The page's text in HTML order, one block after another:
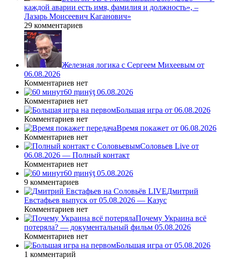
каждой аварии есть имя, фамилия и должность», –
Лазарь Моисеевич Каганович»
29 комментариев
Железная логика с Сергеем Михеевым от
06.08.2026
Комментариев нет
60 ṃинẏƫ 06.08.2026
Комментариев нет
Большая игра от 06.08.2026
Комментариев нет
Время покажет от 06.08.2026
Комментариев нет
Соловьев Live от
06.08.2026 — Полный контакт
Комментариев нет
60 ṃинẏƫ 05.08.2026
9 комментариев
Дмитрий
Евстафьев выпуск от 05.08.2026 — Казус
Комментариев нет
Почему Украина всё
потеряла? — документальный фильм 05.08.2026
Комментариев нет
Большая игра от 05.08.2026
1 комментарий